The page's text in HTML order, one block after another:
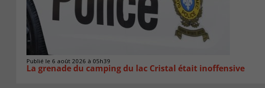
Publié le 6 août 2026 à 05h39
La grenade du camping du lac Cristal était inoffensive